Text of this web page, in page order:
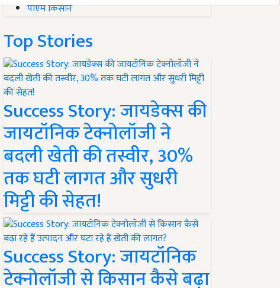
पीएम किसान
Top Stories
Success Story: जायडेक्स की
जायटॉनिक टेक्नोलॉजी ने
बदली खेती की तस्वीर, 30%
तक घटी लागत और सुधरी
मिट्टी की सेहत!
Success Story: जायटॉनिक
टेक्नोलॉजी से किसान कैसे बढ़ा